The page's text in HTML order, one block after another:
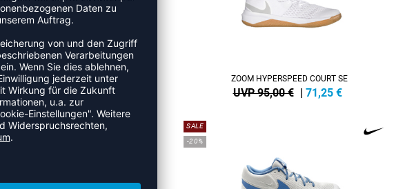
ZOOM HYPERSPEED COURT
UVP 90,00 € |74,95 €
ZOOM HYPERSPEED COURT SE
UVP 95,00 € | 71,25 €
SALE
-20%